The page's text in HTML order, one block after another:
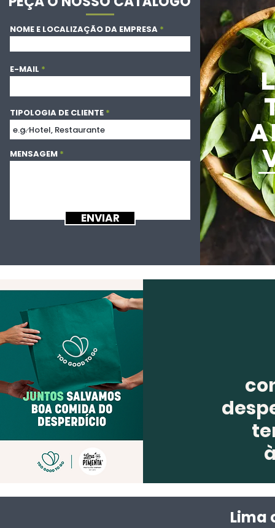
NOME E LOCALIZAÇÃO DA EMPRESA
E-MAIL
TIPOLOGIA DE CLIENTE
MENSAGEM
ENVIAR
Lima